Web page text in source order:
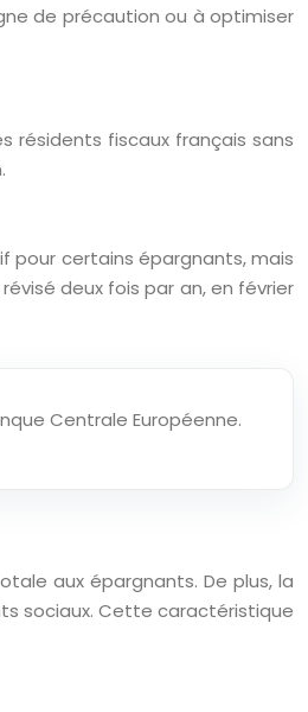
de précaution ou à optimiser
résidents fiscaux français sans
pour certains épargnants, mais
deux fois par an, en février
Centrale Européenne.
aux épargnants. De plus, la
sociaux. Cette caractéristique